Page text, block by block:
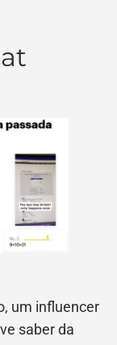
um influencer
saber da